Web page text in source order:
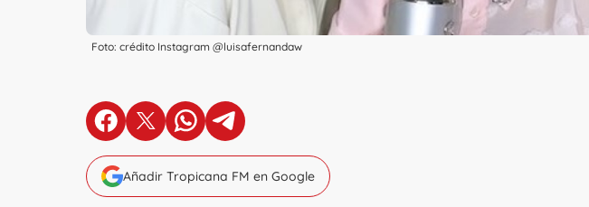
Foto: crédito Instagram @luisafernandaw
en Facebook
en X en Whatsapp
en Telegram
Añadir Tropicana FM en Google